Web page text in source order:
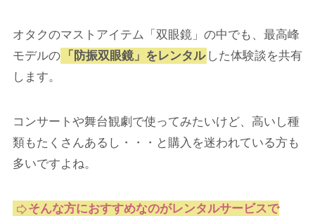
オタクのマストアイテム「双眼鏡」の中でも、最高峰
モデルの
「防振双眼鏡」をレンタル した体験談を共有
します。
コンサートや舞台観劇で使ってみたいけど、高いし種
類もたくさんあるし・・・と購入を迷われている方も
多いですよね。
そんな方におすすめなのがレンタルサービスで